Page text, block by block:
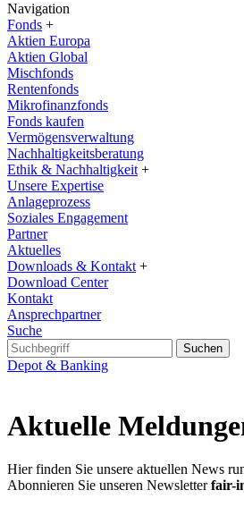
Navigation
Fonds +
Aktien Europa
Aktien Global
Mischfonds
Rentenfonds
Mikrofinanzfonds
Fonds kaufen
Vermögensverwaltung
Nachhaltigkeitsberatung
Ethik & Nachhaltigkeit +
Unsere Expertise
Anlageprozess
Soziales Engagement
Partner
Aktuelles
Downloads & Kontakt +
Download Center
Kontakt
Ansprechpartner
Suche
Suchen
Depot & Banking
Aktuelle
Hier finden Sie unsere aktuellen News
Abonnieren Sie unseren Newsletterfair-